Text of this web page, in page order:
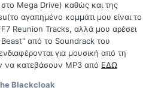
Mega Drive) καθώς και της
αγαπημένο κομμάτι μου είναι το
Reunion Tracks, αλλά μου αρέσει
από το Soundrack του
για μουσική από τη
να κατεβάσουν MP3 από ΕΔΩ
Blackcloak